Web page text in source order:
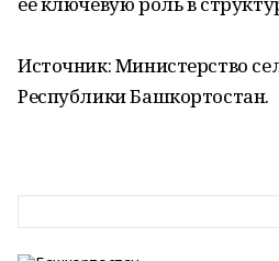
Источник: Министерство
Республики Башкортостан.